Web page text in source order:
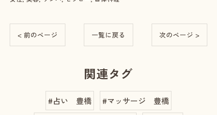
< 前のページ 一覧に戻る 次のページ >
関連タグ
#占い 豊橋
#マッサージ 豊橋